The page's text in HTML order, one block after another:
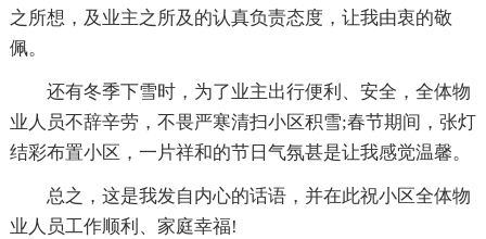
之所想，及业主之所及的认真负责态度，让我由衷的敬
佩。
还有冬季下雪时，为了业主出行便利、安全，全体物
业人员不辞辛劳，不畏严寒清扫小区积雪;春节期间，张灯
结彩布置小区，一片祥和的节日气氛甚是让我感觉温馨。
总之，这是我发自内心的话语，并在此祝小区全体物
业人员工作顺利、家庭幸福!